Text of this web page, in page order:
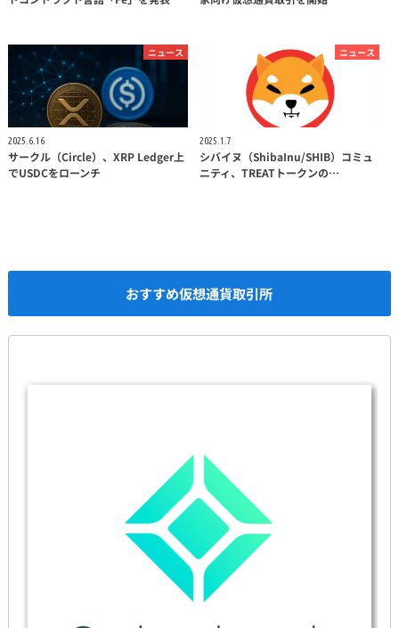
ニュース
2025.6.16
サークル（Circle）、XRP Ledger上
でUSDCをローンチ
ニュース
2025.1.7
シバイヌ（ShibaInu/SHIB）コミュ
ニティ、TREATトークンの…
おすすめ仮想通貨取引所